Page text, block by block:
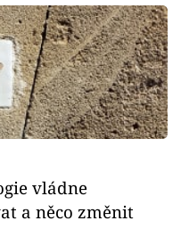
vládne
a něco změnit